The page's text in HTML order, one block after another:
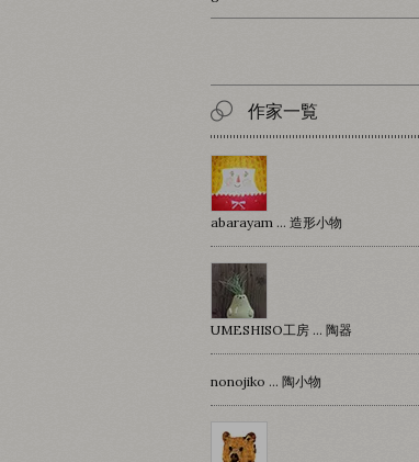
作家一覧
abarayam … 造形小物
UMESHISO工房 … 陶器
nonojiko ... 陶小物